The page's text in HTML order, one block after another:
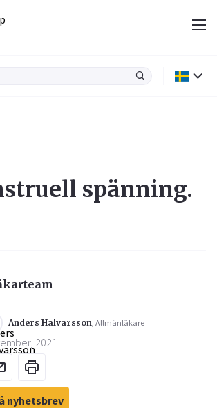
spänning.
Anders Halvarsson, Allmänläkare
2021
nyhetsbrev